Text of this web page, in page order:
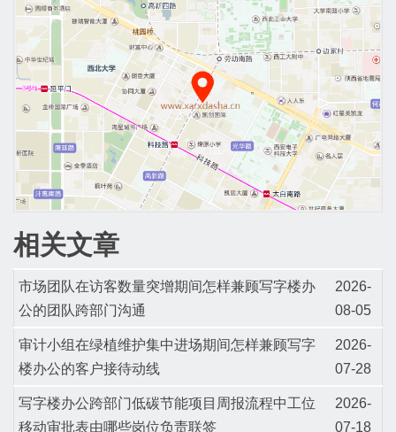
相关文章
市场团队在访客数量突增期间怎样兼顾写字楼办
公的团队跨部门沟通
2026-
08-05
审计小组在绿植维护集中进场期间怎样兼顾写字
楼办公的客户接待动线
2026-
07-28
写字楼办公跨部门低碳节能项目周报流程中工位
移动审批表由哪些岗位负责联签
2026-
07-18